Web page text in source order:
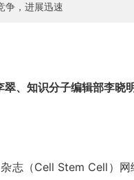
争，进展迅速
、知识分子编辑部李晓
（Cell Stem Cell）网